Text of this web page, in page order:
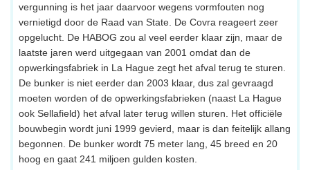
vergunning is het jaar daarvoor wegens vormfouten nog
vernietigd door de Raad van State. De Covra reageert zeer
opgelucht. De HABOG zou al veel eerder klaar zijn, maar de
laatste jaren werd uitgegaan van 2001 omdat dan de
opwerkingsfabriek in La Hague zegt het afval terug te sturen.
De bunker is niet eerder dan 2003 klaar, dus zal gevraagd
moeten worden of de opwerkingsfabrieken (naast La Hague
ook Sellafield) het afval later terug willen sturen. Het officiële
bouwbegin wordt juni 1999 gevierd, maar is dan feitelijk allang
begonnen. De bunker wordt 75 meter lang, 45 breed en 20
hoog en gaat 241 miljoen gulden kosten.